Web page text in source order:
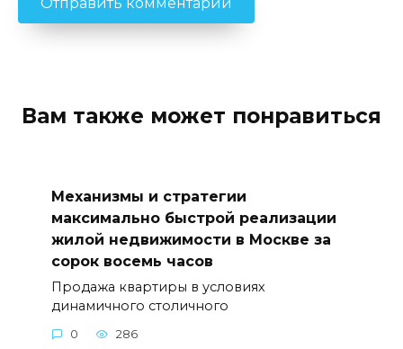
Вам также может понравиться
Механизмы и стратегии
максимально быстрой реализации
жилой недвижимости в Москве за
сорок восемь часов
Продажа квартиры в условиях
динамичного столичного
0 286